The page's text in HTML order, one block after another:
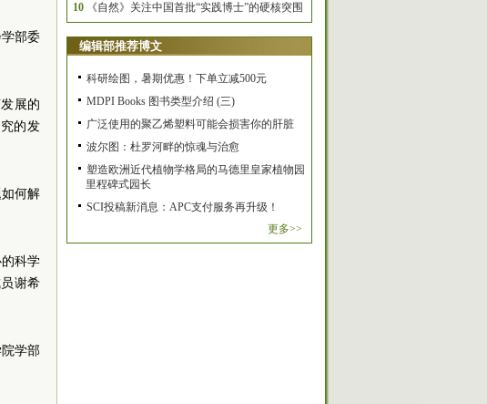
部委
展的
的发
何解
科学
谢希
学部
10
《自然》关注中国首批“实践博士”的硬核突围
编辑部推荐博文
科研绘图，暑期优惠！下单立减500元
MDPI Books 图书类型介绍 (三)
广泛使用的聚乙烯塑料可能会损害你的肝脏
波尔图：杜罗河畔的惊魂与治愈
塑造欧洲近代植物学格局的马德里皇家植物园
里程碑式园长
SCI投稿新消息：APC支付服务再升级！
更多>>